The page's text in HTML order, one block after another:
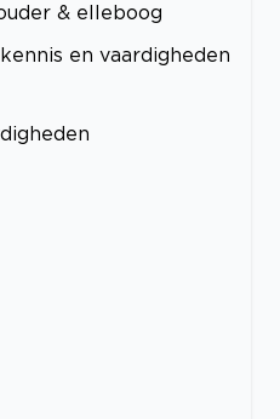
& elleboog
en vaardigheden